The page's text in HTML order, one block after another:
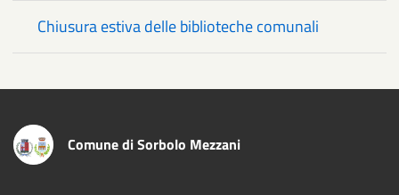
Chiusura estiva delle biblioteche comunali
Comune di Sorbolo Mezzani